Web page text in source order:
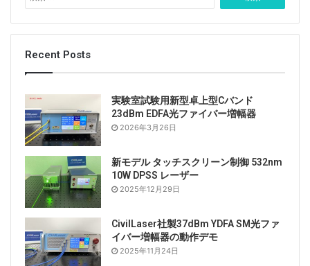
索
:
Recent Posts
実験室試験用新型卓上型Cバンド
23dBm EDFA光ファイバー増幅器
2026年3月26日
新モデル タッチスクリーン制御 532nm
10W DPSS レーザー
2025年12月29日
CivilLaser社製37dBm YDFA SM光ファ
イバー増幅器の動作デモ
2025年11月24日